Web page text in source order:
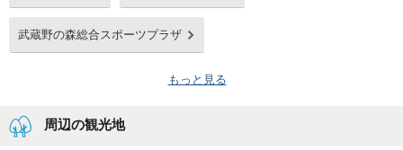
武蔵野の森総合スポーツプラザ
もっと見る
周辺の観光地